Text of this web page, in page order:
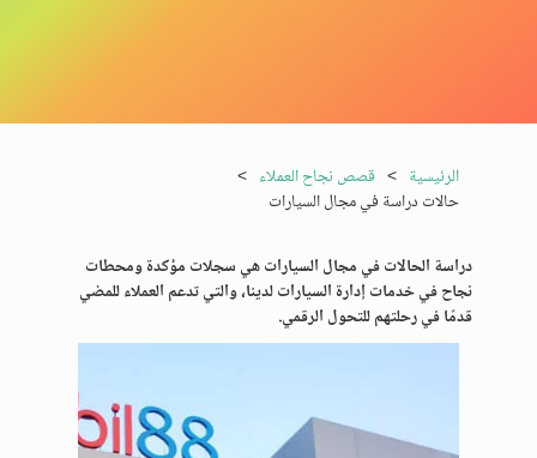
الرئيسية > قصص نجاح العملاء >
حالات دراسة في مجال السيارات
دراسة الحالات في مجال السيارات هي سجلات مؤكدة ومحطات
نجاح في خدمات إدارة السيارات لدينا، والتي تدعم العملاء للمضي
قدمًا في رحلتهم للتحول الرقمي.